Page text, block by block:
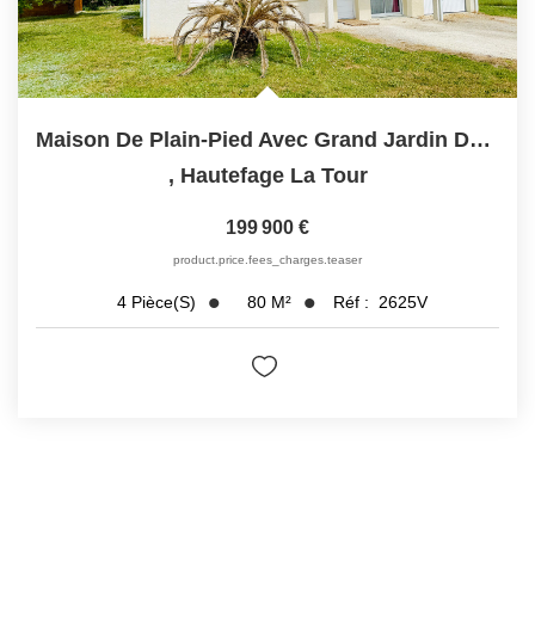
Maison De Plain-Pied Avec Grand Jardin Dans Un...
, Hautefage La Tour
199 900 €
product.price.fees_charges.teaser
4 Pièce(s) 80 M² Réf : 2625V